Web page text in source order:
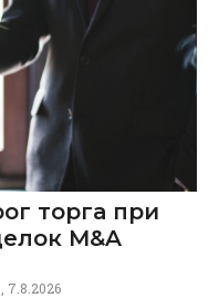
торга при
M&A
7.8.2026